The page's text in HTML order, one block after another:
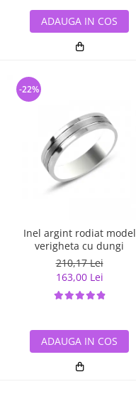
ADAUGA IN COS
Inel argint rodiat model
verigheta cu dungi
210,17 Lei
163,00 Lei
-22%
ADAUGA IN COS